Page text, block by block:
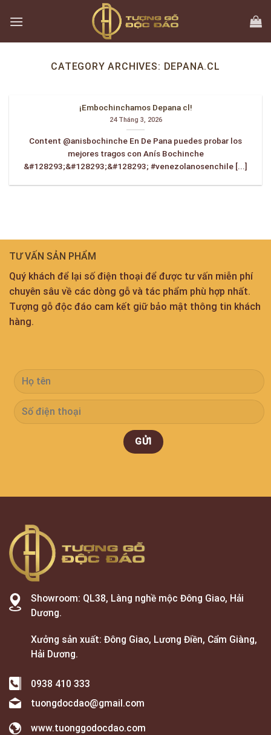
CATEGORY ARCHIVES: DEPANA.CL
¡Embochinchamos Depana cl!
24 Tháng 3, 2026
Content @anisbochinche En De Pana puedes probar los
mejores tragos con Anís Bochinche
&#128293;&#128293;&#128293; #venezolanosenchile [...]
TƯ VẤN SẢN PHẨM
Quý khách để lại số điện thoại để được tư vấn miễn phí
chuyên sâu về các dòng gỗ và tác phẩm phù hợp nhất.
Tượng gỗ độc đáo cam kết giữ bảo mật thông tin khách
hàng.
Showroom: QL38, Làng nghề mộc Đông Giao, Hải
Dương.
Xưởng sản xuất: Đông Giao, Lương Điền, Cẩm Giàng,
Hải Dương.
0938 410 333
tuongdocdao@gmail.com
www.tuonggodocdao.com